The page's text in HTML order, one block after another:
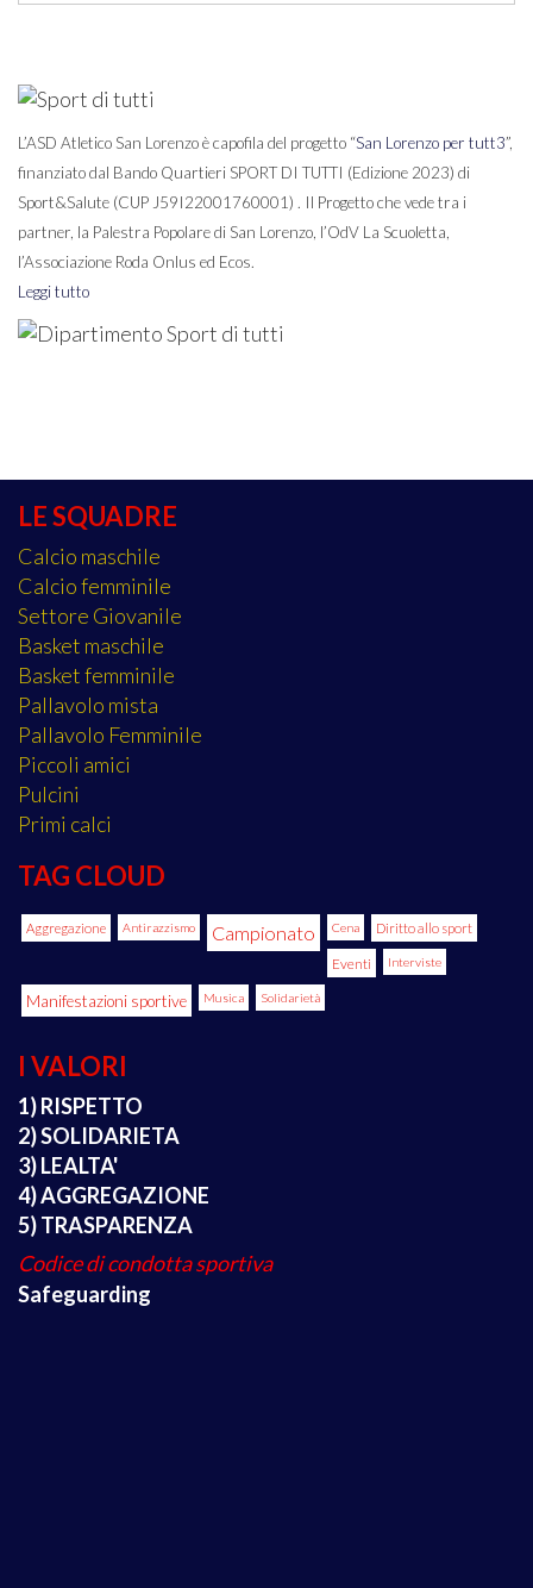
L’ASD Atletico San Lorenzo è capofila del progetto “San Lorenzo per tutt3”,
finanziato dal Bando Quartieri SPORT DI TUTTI (Edizione 2023) di
Sport&Salute (CUP J59I22001760001) . Il Progetto che vede tra i
partner, la Palestra Popolare di San Lorenzo, l’OdV La Scuoletta,
l’Associazione Roda Onlus ed Ecos.
Leggi tutto
LE SQUADRE
Calcio maschile
Calcio femminile
Settore Giovanile
Basket maschile
Basket femminile
Pallavolo mista
Pallavolo Femminile
Piccoli amici
Pulcini
Primi calci
TAG CLOUD
Aggregazione Antirazzismo Campionato Cena Diritto allo sport
Eventi Interviste
Manifestazioni sportive Musica Solidarietà
I VALORI
1) RISPETTO
2) SOLIDARIETA
3) LEALTA'
4) AGGREGAZIONE
5) TRASPARENZA
Codice di condotta sportiva
Safeguarding